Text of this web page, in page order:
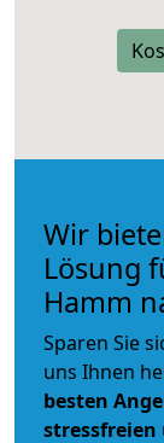
Wir
Lösung
Hamm
Sparen Sie
uns Ihnen
besten
stressfreien